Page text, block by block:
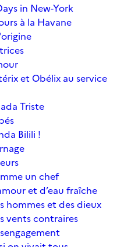
in New-York
à la Havane
et Obélix au service
Triste
Bilili !
un chef
et d’eau fraîche
hommes et des dieux
vents contraires